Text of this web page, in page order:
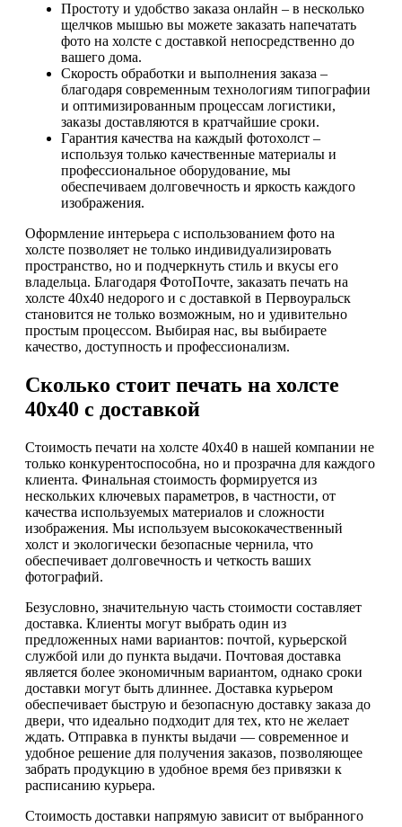
Простоту и удобство заказа онлайн – в несколько
щелчков мышью вы можете заказать напечатать
фото на холсте с доставкой непосредственно до
вашего дома.
Скорость обработки и выполнения заказа –
благодаря современным технологиям типографии
и оптимизированным процессам логистики,
заказы доставляются в кратчайшие сроки.
Гарантия качества на каждый фотохолст –
используя только качественные материалы и
профессиональное оборудование, мы
обеспечиваем долговечность и яркость каждого
изображения.
Оформление интерьера с использованием фото на
холсте позволяет не только индивидуализировать
пространство, но и подчеркнуть стиль и вкусы его
владельца. Благодаря ФотоПочте, заказать печать на
холсте 40x40 недорого и с доставкой в Первоуральск
становится не только возможным, но и удивительно
простым процессом. Выбирая нас, вы выбираете
качество, доступность и профессионализм.
Сколько стоит печать на холсте
40х40 с доставкой
Стоимость печати на холсте 40х40 в нашей компании не
только конкурентоспособна, но и прозрачна для каждого
клиента. Финальная стоимость формируется из
нескольких ключевых параметров, в частности, от
качества используемых материалов и сложности
изображения. Мы используем высококачественный
холст и экологически безопасные чернила, что
обеспечивает долговечность и четкость ваших
фотографий.
Безусловно, значительную часть стоимости составляет
доставка. Клиенты могут выбрать один из
предложенных нами вариантов: почтой, курьерской
службой или до пункта выдачи. Почтовая доставка
является более экономичным вариантом, однако сроки
доставки могут быть длиннее. Доставка курьером
обеспечивает быструю и безопасную доставку заказа до
двери, что идеально подходит для тех, кто не желает
ждать. Отправка в пункты выдачи — современное и
удобное решение для получения заказов, позволяющее
забрать продукцию в удобное время без привязки к
расписанию курьера.
Стоимость доставки напрямую зависит от выбранного